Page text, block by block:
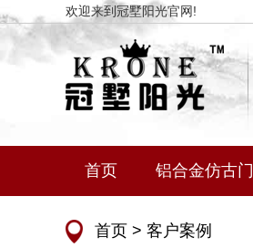
欢迎来到冠墅阳光官网!
首页 铝合金仿古
首页 > 客户案例